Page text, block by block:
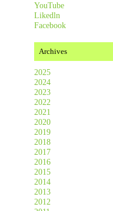
YouTube
Likedln
Facebook
Archives
2025
2024
2023
2022
2021
2020
2019
2018
2017
2016
2015
2014
2013
2012